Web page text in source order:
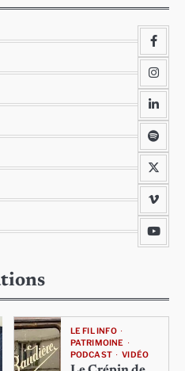
LE FIL INFO
PATRIMOINE
PODCAST
VIDÉO